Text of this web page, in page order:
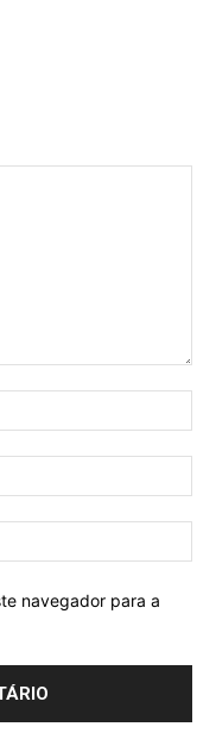
navegador para a